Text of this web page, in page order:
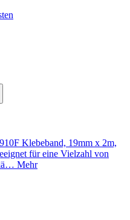
Klebeband, 19mm x 2m,
für eine Vielzahl von
Mehr